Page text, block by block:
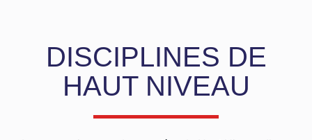
DISCIPLINES DE
HAUT NIVEAU